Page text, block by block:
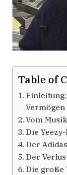
Table of
Vermögen
Vom
Die
Der
Der
Die große